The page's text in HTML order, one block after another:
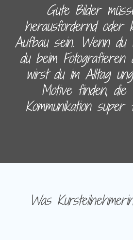
Gute Bilder
herausfordernd oder
Aufbau sein. Wenn du
du beim Fotografieren
wirst du im Alltag
Motive finden,
Kommunikation super
Was